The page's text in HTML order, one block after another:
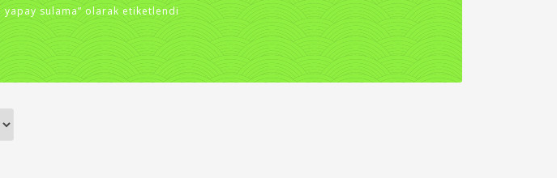
yapay sulama” olarak etiketlendi